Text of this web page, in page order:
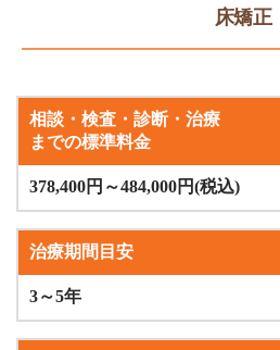
床矯正
相談・検査・診断・治療
までの標準料金
378,400円～484,000円(税込)
治療期間目安
3～5年